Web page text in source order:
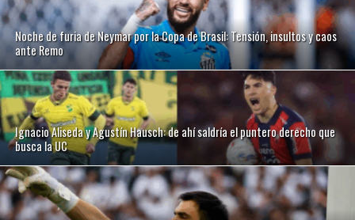
Noche de furia de Neymar por la Copa de Brasil: Tensión, insultos y caos
ante Remo
Ignacio Aliseda y Agustín Hausch: de ahí saldría el puntero derecho que
busca la UC